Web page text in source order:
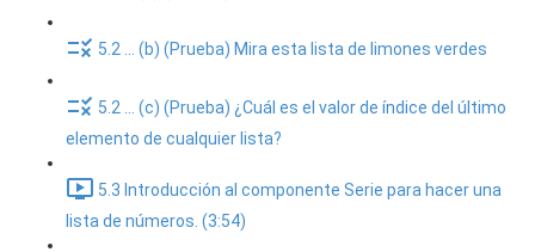
5.2 ... (b) (Prueba) Mira esta lista de limones verdes
5.2 ... (c) (Prueba) ¿Cuál es el valor de índice del último
elemento de cualquier lista?
5.3 Introducción al componente Serie para hacer una
lista de números. (3:54)